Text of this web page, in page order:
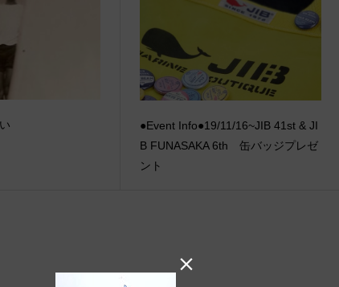
●Event Info●19/11/16~JIB 41st & JI
B FUNASAKA 6th 缶バッジプレゼ
ント
